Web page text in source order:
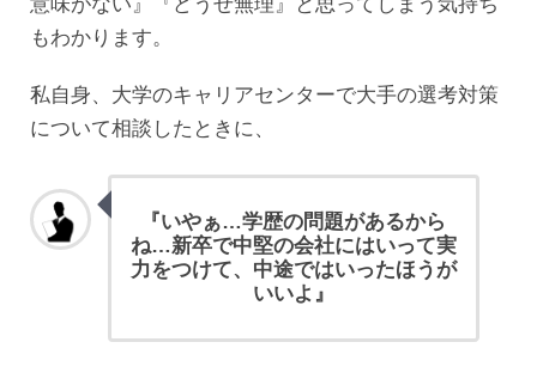
もわかります。
私自身、大学のキャリアセンターで大手の選考対策
について相談したときに、
『いやぁ…学歴の問題があるから
ね…新卒で中堅の会社にはいって実
力をつけて、中途ではいったほうが
いいよ』